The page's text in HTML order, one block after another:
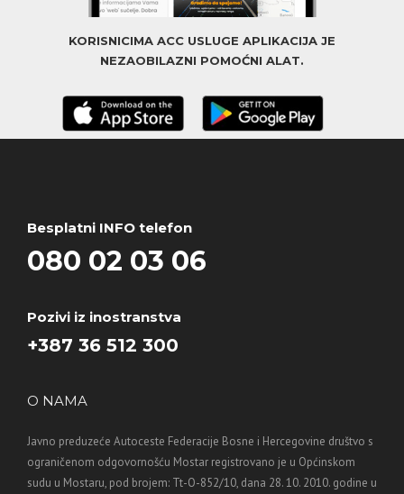
KORISNICIMA ACC USLUGE APLIKACIJA JE
NEZAOBILAZNI POMOĆNI ALAT.
Besplatni INFO telefon
080 02 03 06
Pozivi iz inostranstva
+387 36 512 300
O NAMA
Javno preduzeće Autoceste Federacije Bosne i Hercegovine društvo s
ograničenom odgovornošću Mostar registrovano je u Općinskom
sudu u Mostaru, pod brojem: Tt-O-852/10, dana 28. 10. 2010. godine u